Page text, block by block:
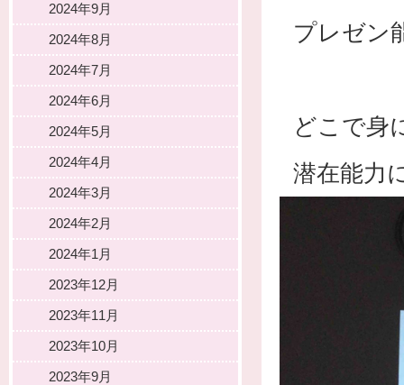
プレゼン
どこで身
潜在能力
2024年9月
2024年8月
2024年7月
2024年6月
2024年5月
2024年4月
2024年3月
2024年2月
2024年1月
2023年12月
2023年11月
2023年10月
2023年9月